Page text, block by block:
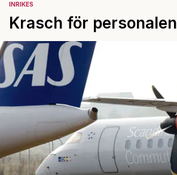
INRIKES
Krasch för personalen